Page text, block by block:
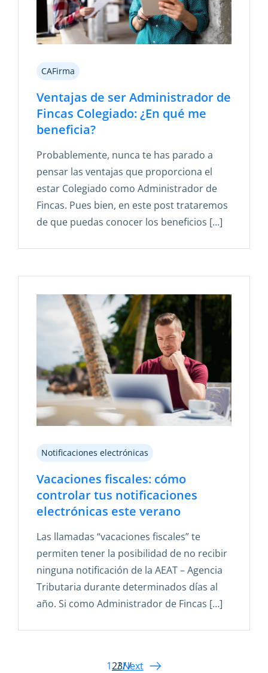
CAFirma
Ventajas de ser Administrador de
Fincas Colegiado: ¿En qué me
beneficia?
Probablemente, nunca te has parado a
pensar las ventajas que proporciona el
estar Colegiado como Administrador de
Fincas. Pues bien, en este post trataremos
de que puedas conocer los beneficios […]
Notificaciones electrónicas
Vacaciones fiscales: cómo
controlar tus notificaciones
electrónicas este verano
Las llamadas “vacaciones fiscales” te
permiten tener la posibilidad de no recibir
ninguna notificación de la AEAT – Agencia
Tributaria durante determinados días al
año. Si como Administrador de Fincas […]
123Next